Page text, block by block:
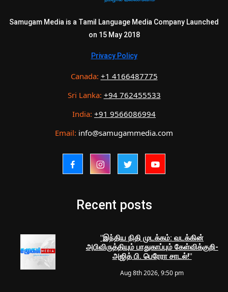
Samugam Media is a Tamil Language Media Company Launched
on 15 May 2018
Privacy Policy
Canada: +1 4166487775
Sri Lanka: +94 762455533
India: +91 9566086994
Email: info@samugammedia.com
Recent posts
"இந்திய நிதி முடக்கம்: வடக்கின்
அபிவிருத்தியும் பாதுகாப்பும் கேள்விக்குறி-
அஜித் பி. பெரேரா சாடல்!"
Aug 8th 2026, 9:50 pm